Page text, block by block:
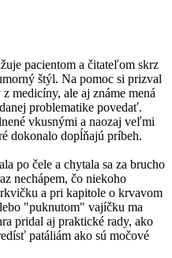
pacientom a čitateľom skrz
štýl. Na pomoc si prizval
medicíny, ale aj známe mená
problematike povedať.
vkusnými a naozaj veľmi
dokonalo dopĺňajú príbeh.
po čele a chytala sa za brucho
nechápem, čo niekoho
a pri kapitole o krvavom
"puknutom" vajíčku ma
pridal aj praktické rady, ako
patáliám ako sú močové